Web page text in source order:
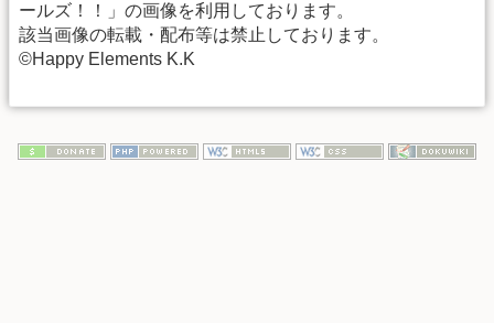
ールズ！！」の画像を利用しております。
該当画像の転載・配布等は禁止しております。
©Happy Elements K.K